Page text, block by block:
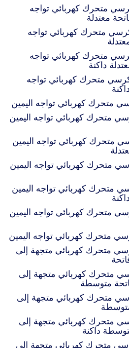
متحرك كهربائي تواجه
معتدلة
متحرك كهربائي تواجه
متحرك كهربائي تواجه
داكنة
متحرك كهربائي تواجه
متحرك كهربائي تواجه اليمين
متحرك كهربائي تواجه اليمين
متحرك كهربائي تواجه اليمين
متحرك كهربائي تواجه اليمين
متحرك كهربائي تواجه اليمين
متحرك كهربائي تواجه اليمين
متحرك كهربائي تواجه اليمين
متحرك كهربائي متجهة إلى
متحرك كهربائي متجهة إلى
متوسطة
متحرك كهربائي متجهة إلى
متحرك كهربائي متجهة إلى
داكنة
متحرك كهربائي متجهة إلى